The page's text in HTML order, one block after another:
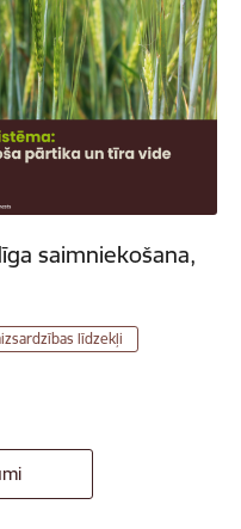
saimniekošana,
līdzekļi